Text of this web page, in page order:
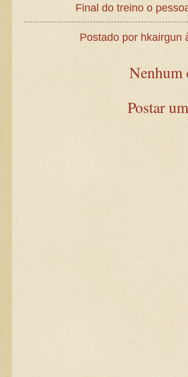
Final do treino o
Postado por hkairgun
Nenhum
Postar